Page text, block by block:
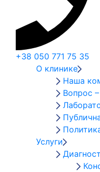
+38 050 771 75 35
О клинике
Наша
Вопрос
Услуги